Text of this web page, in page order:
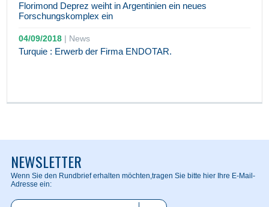
Florimond Deprez weiht in Argentinien ein neues
Forschungskomplex ein
04/09/2018 | News
Turquie : Erwerb der Firma ENDOTAR.
NEWSLETTER
Wenn Sie den Rundbrief erhalten möchten,tragen Sie bitte hier Ihre E-Mail-
Adresse ein: